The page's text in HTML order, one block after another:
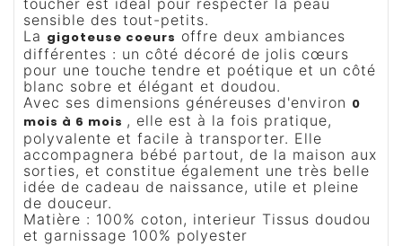
toucher est idéal pour respecter la peau
sensible des tout-petits.
La gigoteuse coeurs offre deux ambiances
différentes : un côté décoré de jolis cœurs
pour une touche tendre et poétique et un côté
blanc sobre et élégant et doudou.
Avec ses dimensions généreuses d'environ 0
mois à 6 mois , elle est à la fois pratique,
polyvalente et facile à transporter. Elle
accompagnera bébé partout, de la maison aux
sorties, et constitue également une très belle
idée de cadeau de naissance, utile et pleine
de douceur.
Matière : 100% coton, interieur Tissus doudou
et garnissage 100% polyester